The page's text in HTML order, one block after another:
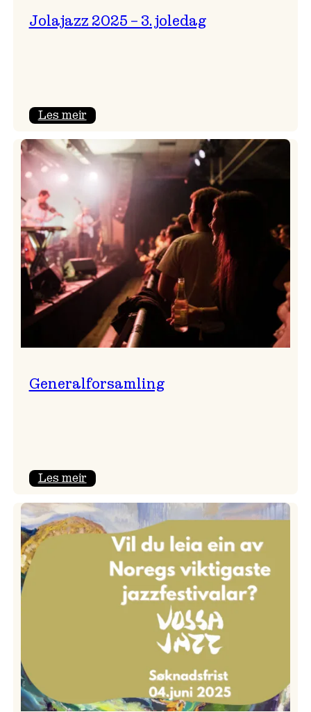
Jolajazz 2025 – 3. joledag
Les meir:
2025
–
joledag
Generalforsamling
Les meir: